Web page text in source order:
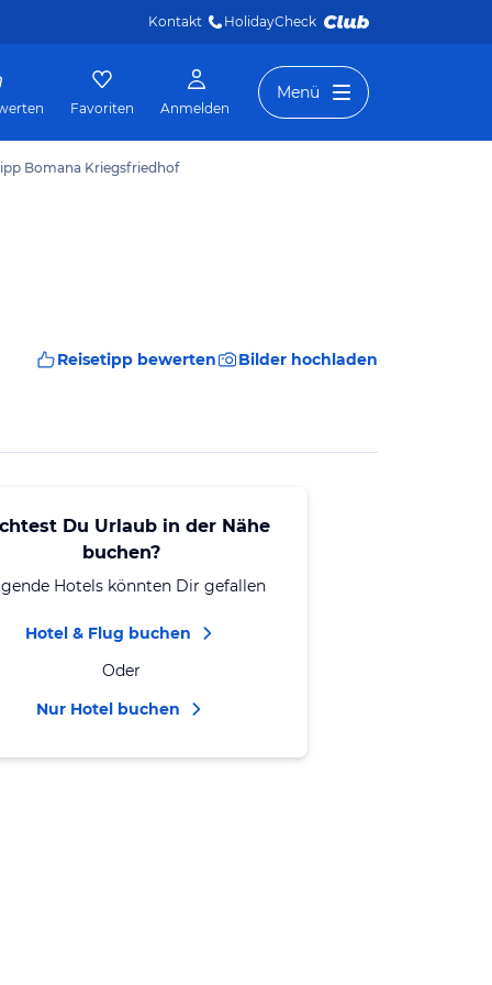
Kontakt HolidayCheck
Favoriten Anmelden
Menü
Bomana Kriegsfriedhof
Reisetipp bewerten Bilder hochladen
Du Urlaub in der Nähe
buchen?
Hotels könnten Dir gefallen
Hotel & Flug buchen
Oder
Nur Hotel buchen